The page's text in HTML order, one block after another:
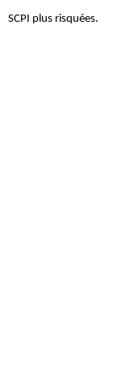
SCPI plus risquées.